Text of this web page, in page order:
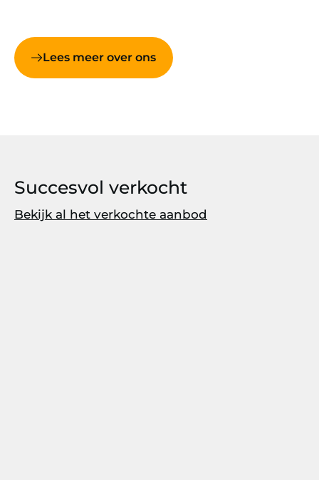
Lees meer over ons
Succesvol verkocht
Bekijk al het verkochte aanbod